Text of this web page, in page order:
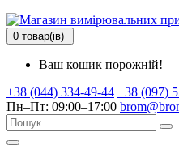
0 товар(ів)
Ваш кошик порожній!
+38 (044) 334-49-44 +38 (097)
Пн–Пт: 09:00–17:00